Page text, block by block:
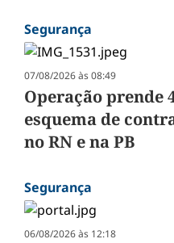
Segurança
07/08/2026 às 08:49
Operação prende
esquema de
no RN e na PB
Segurança
06/08/2026 às 12:18